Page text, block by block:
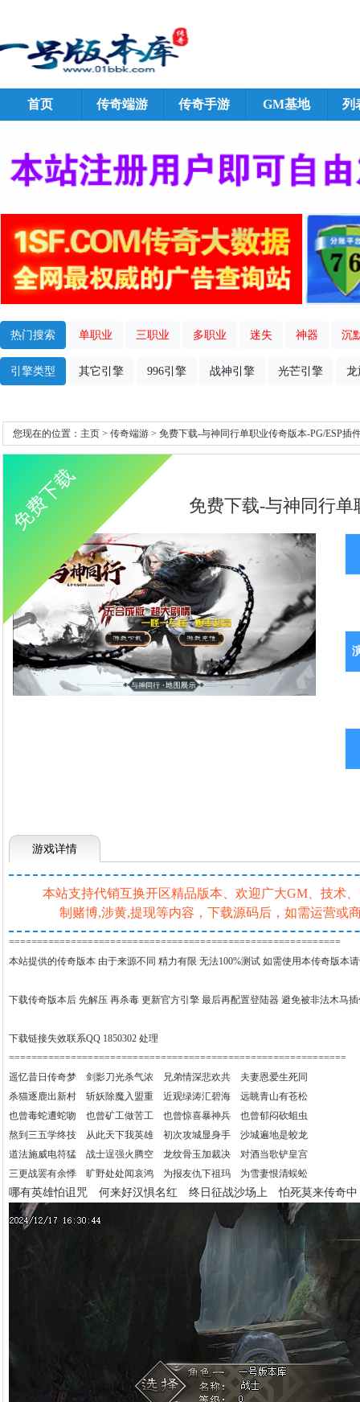
首页 传奇端游 传奇手游 GM基地 列
热门搜索 单职业 三职业 多职业 迷失 神器 沉
引擎类型 其它引擎 996引擎 战神引擎 光芒引擎 龙
您现在的位置： 主页 > 传奇端游 > 免费下载-与神同行单职业传奇版本-PG/ESP
免费下载 免费下载-与神同行单
游戏详情
本站支持代销互换开区精品版本、欢迎广大GM、技术
制赌博,涉黄,提现等内容，下载源码后，如需运营或
===========================================================
本站提供的传奇版本 由于来源不同 精力有限 无法100%测试 如需使用本传奇版本
下载传奇版本后 先解压 再杀毒 更新官方引擎 最后再配置登陆器 避免被非法木马
下载链接失效联系QQ 1850302 处理
============================================================
遥忆昔日传奇梦 剑影刀光杀气浓 兄弟情深悲欢共 夫妻恩爱生死同
杀猫逐鹿出新村 斩妖除魔入盟重 近观绿涛汇碧海 远眺青山有苍松
也曾毒蛇遭蛇吻 也曾矿工做苦工 也曾惊喜暴神兵 也曾郁闷砍蛆虫
熬到三五学终技 从此天下我英雄 初次攻城显身手 沙城遍地是蛟龙
道法施威电符猛 战士逞强火腾空 龙纹骨玉加裁决 对酒当歌铲皇宫
三更战罢有余悸 旷野处处闻哀鸿 为报友仇下祖玛 为雪妻恨清蜈蚣
哪有英雄怕诅咒 何来好汉惧名红 终日征战沙场上 怕死莫来传奇中